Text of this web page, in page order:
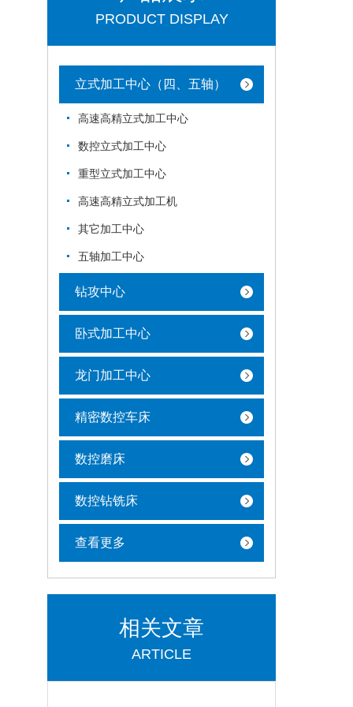
PRODUCT DISPLAY
立式加工中心（四、五轴）
高速高精立式加工中心
数控立式加工中心
重型立式加工中心
高速高精立式加工机
其它加工中心
五轴加工中心
钻攻中心
卧式加工中心
龙门加工中心
精密数控车床
数控磨床
数控钻铣床
查看更多
相关文章
ARTICLE